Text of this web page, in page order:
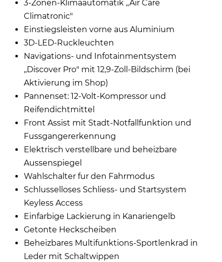
3-Zonen-Klimaautomatik ,,Air Care
Climatronic"
Einstiegsleisten vorne aus Aluminium
3D-LED-Ruckleuchten
Navigations- und Infotainmentsystem
,,Discover Pro" mit 12,9-Zoll-Bildschirm (bei
Aktivierung im Shop)
Pannenset: 12-Volt-Kompressor und
Reifendichtmittel
Front Assist mit Stadt-Notfallfunktion und
Fussgangererkennung
Elektrisch verstellbare und beheizbare
Aussenspiegel
Wahlschalter fur den Fahrmodus
Schlusselloses Schliess- und Startsystem
Keyless Access
Einfarbige Lackierung in Kanariengelb
Getonte Heckscheiben
Beheizbares Multifunktions-Sportlenkrad in
Leder mit Schaltwippen